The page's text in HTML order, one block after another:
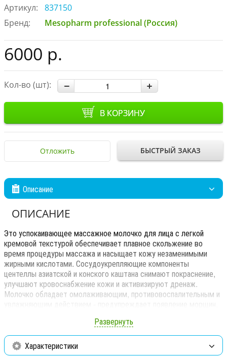
Артикул:
837150
Бренд:
Mesopharm professional (Россия)
6000 р.
Кол-во (шт):
В КОРЗИНУ
Отложить БЫСТРЫЙ ЗАКАЗ
Описание
ОПИСАНИЕ
Это успокаивающее массажное молочко для лица с легкой
кремовой текстурой обеспечивает плавное скольжение во
время процедуры массажа и насыщает кожу незаменимыми
жирными кислотами. Сосудоукрепляющие компоненты
центеллы азиатской и конского каштана снимают покраснение,
улучшают кровоснабжение кожи и активизируют дренаж.
Молочко обладает омолаживающим, противовоспалительным и
шелушения и сухости кожи.
Снимает раздражение и шелушение
Развернуть
Характеристики